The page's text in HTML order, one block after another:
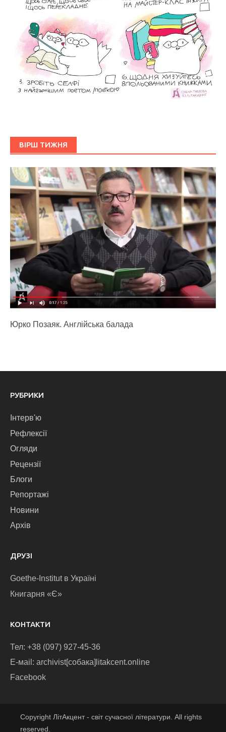
ВІРШ ТИЖНЯ
Юрко Позаяк. Англійська балада
РУБРИКИ
Інтерв'ю
Рефлексії
Огляди
Рецензії
Блоги
Репортажі
Новини
Архів
ДРУЗІ
Goethe-Institut в Україні
Книгарня «Є»
КОНТАКТИ
Тел: +38 (097) 927-45-36
E-маіl: archivist[собака]litakcent.online
Facebook
Copyright ЛітАкцент - світ сучасної літератури. All rights
reserved.